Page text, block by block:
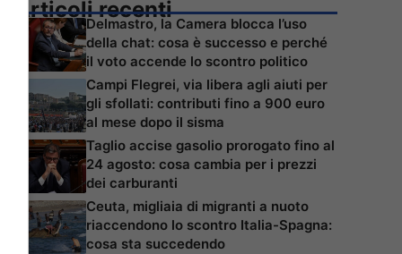
Articoli recenti
Delmastro, la Camera blocca l’uso
della chat: cosa è successo e perché
il voto accende lo scontro politico
Campi Flegrei, via libera agli aiuti per
gli sfollati: contributi fino a 900 euro
al mese dopo il sisma
Taglio accise gasolio prorogato fino al
24 agosto: cosa cambia per i prezzi
dei carburanti
Ceuta, migliaia di migranti a nuoto
riaccendono lo scontro Italia-Spagna:
cosa sta succedendo